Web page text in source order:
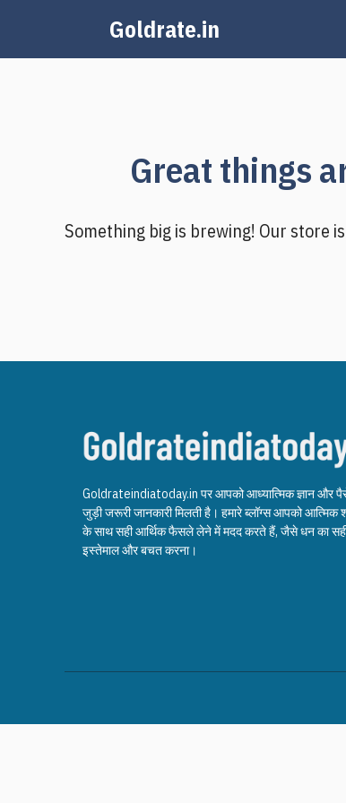
content
Goldrate.in
Great things
Something big is brewing! Our store
Goldrateindiatoday.in पर आपको आध्यात्मिक ज्ञान और
जुड़ी जरूरी जानकारी मिलती है। हमारे ब्लॉग्स आपको आत्मिक
के साथ सही आर्थिक फैसले लेने में मदद करते हैं, जैसे धन का
इस्तेमाल और बचत करना।